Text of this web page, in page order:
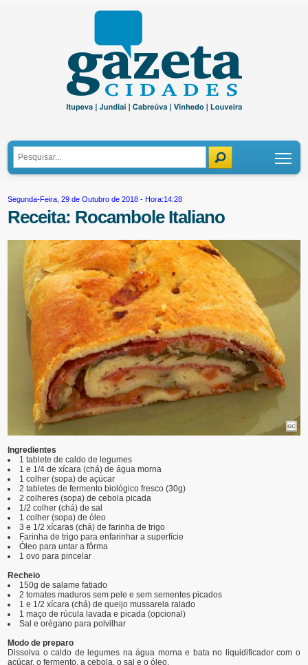
Segunda-Feira, 29 de Outubro de 2018 - Hora:14:28
Receita: Rocambole Italiano
Ingredientes
1 tablete de caldo de legumes
1 e 1/4 de xícara (chá) de água morna
1 colher (sopa) de açúcar
2 tabletes de fermento biológico fresco (30g)
2 colheres (sopa) de cebola picada
1/2 colher (chá) de sal
1 colher (sopa) de óleo
3 e 1/2 xícaras (chá) de farinha de trigo
Farinha de trigo para enfarinhar a superfície
Óleo para untar a fôrma
1 ovo para pincelar
Recheio
150g de salame fatiado
2 tomates maduros sem pele e sem sementes picados
1 e 1/2 xícara (chá) de queijo mussarela ralado
1 maço de rúcula lavada e picada (opcional)
Sal e orégano para polvilhar
Modo de preparo
Dissolva o caldo de legumes na água morna e bata no liquidificador com o
açúcar, o fermento, a cebola, o sal e o óleo.